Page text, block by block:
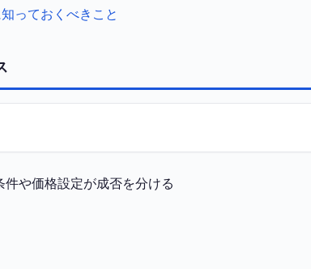
っておくべきこと
や価格設定が成否を分ける